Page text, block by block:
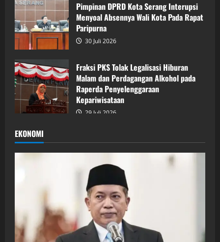
Pimpinan DPRD Kota Serang Interupsi
Menyoal Absennya Wali Kota Pada Rapat
Paripurna
30 Juli 2026
Fraksi PKS Tolak Legalisasi Hiburan
Malam dan Perdagangan Alkohol pada
Raperda Penyelenggaraan
Kepariwisataan
29 Juli 2026
EKONOMI